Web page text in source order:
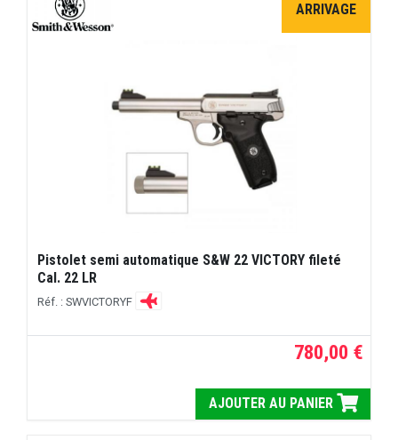
ARRIVAGE
Pistolet semi automatique S&W 22 VICTORY fileté
Cal. 22 LR
Réf. : SWVICTORYF
780,00 €
AJOUTER AU PANIER